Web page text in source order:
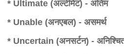
* Ultimate (अल्टीमेट) - अंतिम
* Unable (अनएबल) - असमर्थ
* Uncertain (अनसर्टन) -